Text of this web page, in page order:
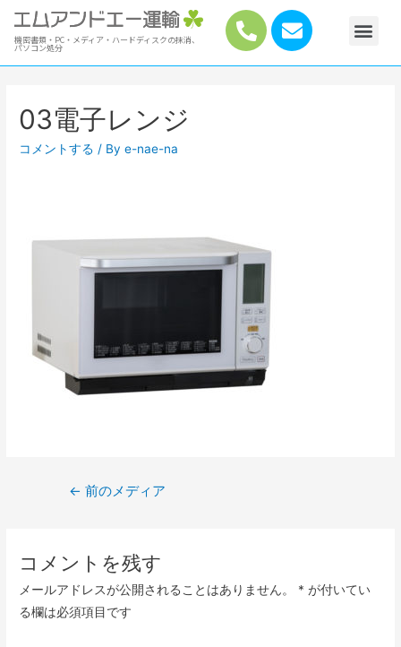
機密書類・PC・メディア・ハードディスクの抹消、
パソコン処分
03電子レンジ
コメントする / Bye-nae-na
← 前のメディア
コメントを残す
メールアドレスが公開されることはありません。 * が付いてい
る欄は必須項目です